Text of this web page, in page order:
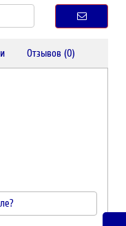
Отзывов (0)